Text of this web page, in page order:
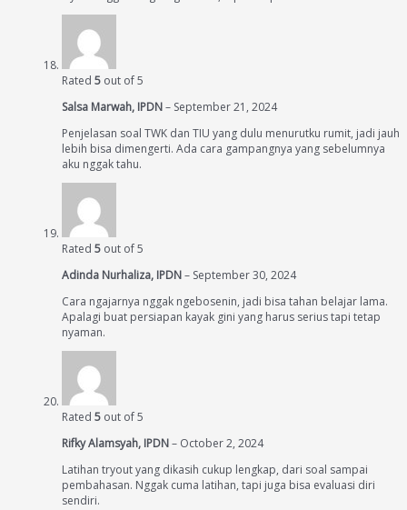
Rated 5 out of 5
Salsa Marwah, IPDN– September 21, 2024
Penjelasan soal TWK dan TIU yang dulu menurutku rumit, jadi jauh
lebih bisa dimengerti. Ada cara gampangnya yang sebelumnya
aku nggak tahu.
Rated 5 out of 5
Adinda Nurhaliza, IPDN– September 30, 2024
Cara ngajarnya nggak ngebosenin, jadi bisa tahan belajar lama.
Apalagi buat persiapan kayak gini yang harus serius tapi tetap
nyaman.
Rated 5 out of 5
Rifky Alamsyah, IPDN– October 2, 2024
Latihan tryout yang dikasih cukup lengkap, dari soal sampai
pembahasan. Nggak cuma latihan, tapi juga bisa evaluasi diri
sendiri.